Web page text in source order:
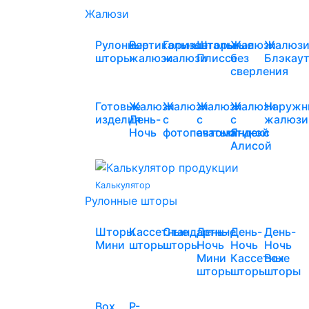
Жалюзи
Рулонные
шторы
Вертикальные
жалюзи
Горизонтальные
жалюзи
Шторы
Плиссе
Жалюзи
без
сверления
Готовые
изделия
Жалюзи
День-
Ночь
Жалюзи
с
фотопечатью
Жалюзи
с
автоматикой
Жалюзи
с
Яндекс
Алисой
жалюзи
Калькулятор
Рулонные шторы
Шторы
Мини
Кассетные
шторы
Стандартные
шторы
День-
Ночь
Мини
шторы
День-
Ночь
Кассетные
шторы
День-
Ночь
Box
шторы
Box
Р-